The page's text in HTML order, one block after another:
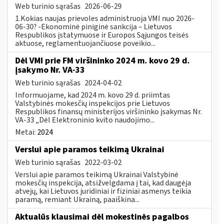
Web turinio sąrašas 2026-06-29
1.Kokias naujas prievoles administruoja VMI nuo 2026-
06-30? -Ekonominė piniginė sankcija – Lietuvos
Respublikos įstatymuose ir Europos Sąjungos teisės
aktuose, reglamentuojančiuose poveikio...
Dėl VMI prie FM viršininko 2024 m. kovo 29 d.
įsakymo Nr. VA-33
Web turinio sąrašas 2024-04-02
Informuojame, kad 2024 m. kovo 29 d. priimtas
Valstybinės mokesčių inspekcijos prie Lietuvos
Respublikos finansų ministerijos viršininko įsakymas Nr.
VA-33 „Dėl Elektroninio kvito naudojimo...
Metai: 2024
Verslui apie paramos teikimą Ukrainai
Web turinio sąrašas 2022-03-02
Verslui apie paramos teikimą Ukrainai Valstybinė
mokesčių inspekcija, atsižvelgdama į tai, kad daugėja
atvejų, kai Lietuvos juridiniai ir fiziniai asmenys teikia
paramą, remiant Ukrainą, paaiškina...
Aktualūs klausimai dėl mokestinės pagalbos